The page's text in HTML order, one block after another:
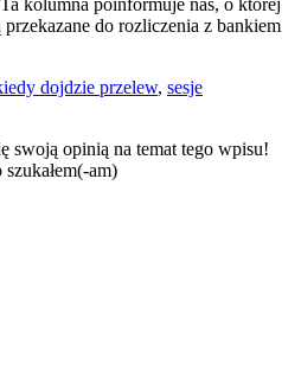
kolumna poinformuje nas, o której
do rozliczenia z bankiem
dojdzie przelew, sesje
swoją opinią na temat tego wpisu!
am)